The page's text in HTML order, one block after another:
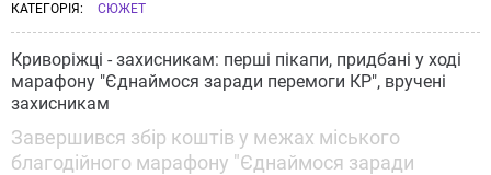
КАТЕГОРІЯ: СЮЖЕТ
Криворіжці - захисникам: перші пікапи, придбані у ході
марафону "Єднаймося заради перемоги КР", вручені
захисникам
Завершився збір коштів у межах міського
благодійного марафону "Єднаймося заради